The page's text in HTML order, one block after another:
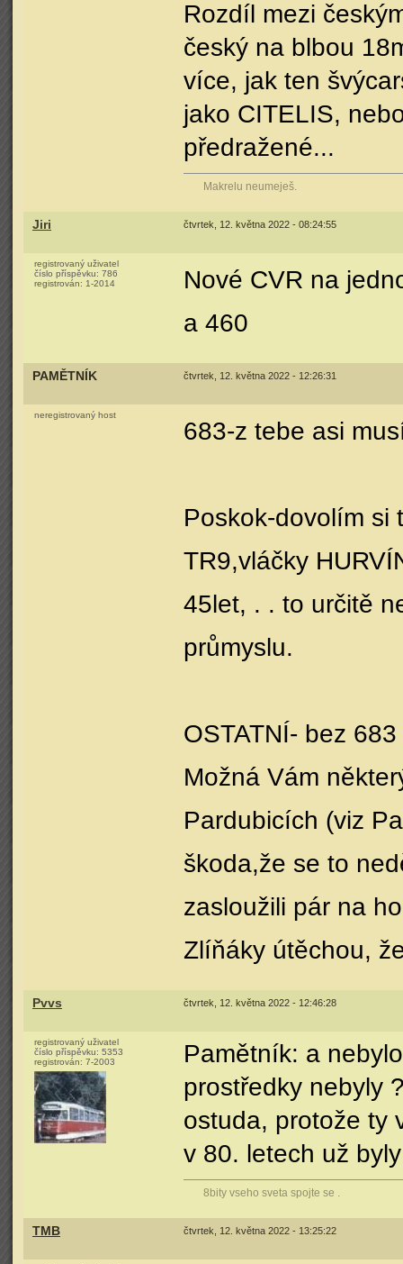
Rozdíl mezi
český na blbou
více, jak ten
jako CITELIS,
předražené...
Makrelu neumeješ.
Jiri čtvrtek, 12. května 2022 - 08:24:55
registrovaný uživatel
číslo příspěvku: 786
registrován: 1-2014
Nové CVR na
a 460
PAMĚTNÍK čtvrtek, 12. května 2022 - 12:26:31
neregistrovaný host
683-z tebe asi
Poskok-dovolím si
TR9,vláčky
45let, . . to určitě
průmyslu.
OSTATNÍ- bez
Možná Vám
Pardubicích (viz
škoda,že se to
zasloužili pár na
Zlíňáky útěchou,
Pvvs čtvrtek, 12. května 2022 - 12:46:28
registrovaný uživatel
číslo příspěvku: 5353
registrován: 7-2003
Pamětník: a
prostředky nebyly
ostuda, protože ty
v 80. letech už
8bity vseho sveta spojte se .
TMB čtvrtek, 12. května 2022 - 13:25:22